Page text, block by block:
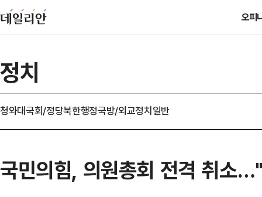
오피
정치
청와대국회/정당북한행정국방/외교정치일반
국민의힘, 의원총회 전격 취소